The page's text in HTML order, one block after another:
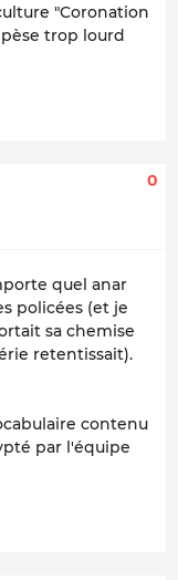
"Coronation
trop lourd
0
quel anar
policées (et je
sa chemise
retentissait).
contenu
par l'équipe